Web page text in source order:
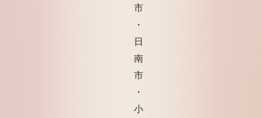
市
・
日
南
市
・
小